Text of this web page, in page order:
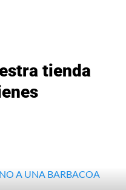
tienda